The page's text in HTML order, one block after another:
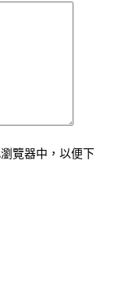
覽器中，以便下